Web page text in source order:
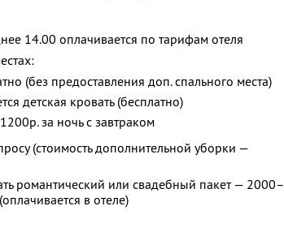
14.00 оплачивается по тарифам отеля
(без предоставления доп. спального места)
детская кровать (бесплатно)
за ночь с завтраком
(стоимость дополнительной уборки —
романтический или свадебный пакет — 2000–
в отеле)